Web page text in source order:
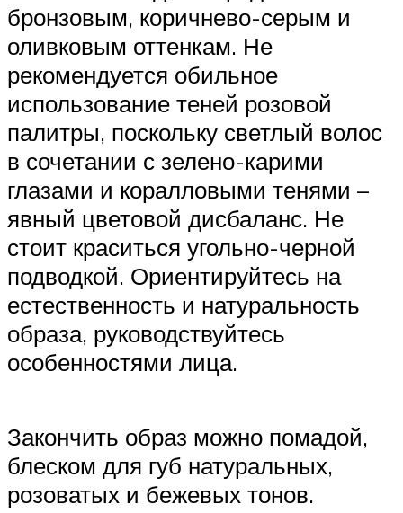
бронзовым, коричнево-серым и
оливковым оттенкам. Не
рекомендуется обильное
использование теней розовой
палитры, поскольку светлый волос
в сочетании с зелено-карими
глазами и коралловыми тенями –
явный цветовой дисбаланс. Не
стоит краситься угольно-черной
подводкой. Ориентируйтесь на
естественность и натуральность
образа, руководствуйтесь
особенностями лица.
Закончить образ можно помадой,
блеском для губ натуральных,
розоватых и бежевых тонов.